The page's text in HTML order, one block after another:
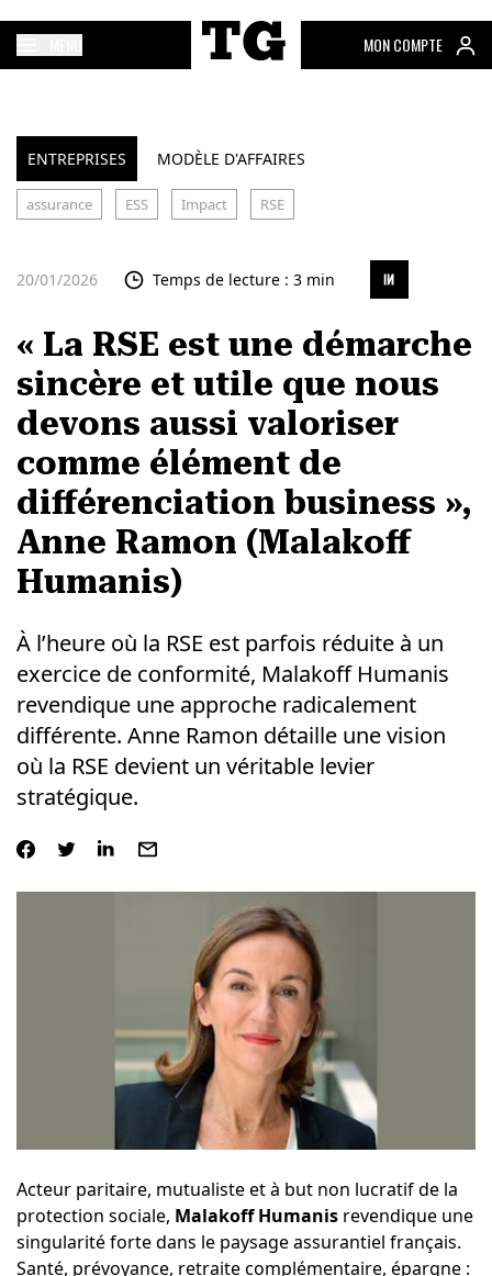
MON COMPTE
ENTREPRISES MODÈLE D'AFFAIRES
assurance ESS Impact RSE
20/01/2026 Temps de lecture : 3 min
« La RSE est une démarche
sincère et utile que nous
devons aussi valoriser
comme élément de
différenciation business »,
Anne Ramon (Malakoff
Humanis)
À l’heure où la RSE est parfois réduite à un
exercice de conformité, Malakoff Humanis
revendique une approche radicalement
différente. Anne Ramon détaille une vision
où la RSE devient un véritable levier
stratégique.
Acteur paritaire, mutualiste et à but non lucratif de la
protection sociale, Malakoff Humanisrevendique une
singularité forte dans le paysage assurantiel français.
Santé, prévoyance, retraite complémentaire, épargne :